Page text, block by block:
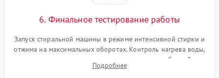
6. Финальное тестирование работы
Запуск стиральной машины в режиме интенсивной стирки и
отжима на максимальных оборотах. Контроль нагрева воды,
корректности слива, отсутствия излишних вибраций,
посторонних стуков и протечек под корпусом.
Подробнее